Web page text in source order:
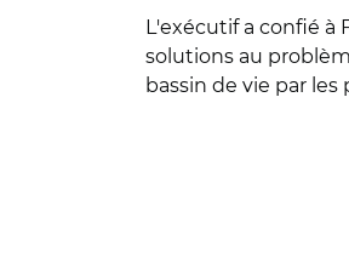
L'exécutif a confié à
solutions au
bassin de vie par